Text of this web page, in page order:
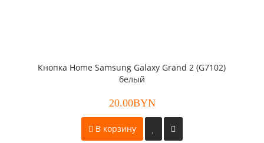
Кнопка Home Samsung Galaxy Grand 2 (G7102)
белый
20.00BYN
В корзину